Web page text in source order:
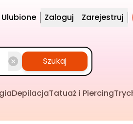
Ulubione Zaloguj Zarejestruj
Szukaj
DepilacjaTatuaż i Piercing